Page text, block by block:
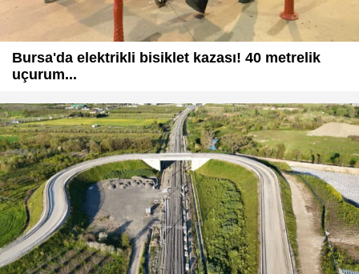
Bursa'da elektrikli bisiklet kazası! 40 metrelik
uçurum...